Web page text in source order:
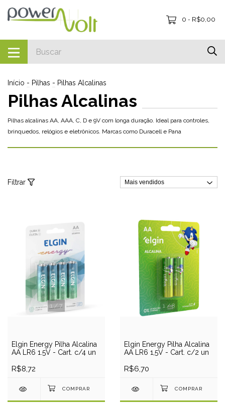
0 - R$0,00
Início - Pilhas - Pilhas Alcalinas
Pilhas Alcalinas
Pilhas alcalinas AA, AAA, C, D e 9V com longa duração. Ideal para controles,
brinquedos, relógios e eletrônicos. Marcas como Duracell e Pana
Filtrar
1 / 7
Elgin Energy Pilha Alcalina
AA LR6 1.5V - Cart. c/4 un
R$8,72
1/8
Elgin Energy Pilha Alcalina
AA LR6 1,5V - Cart. c/2 un
R$6,70